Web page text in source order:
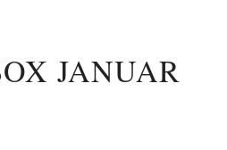
JANUAR